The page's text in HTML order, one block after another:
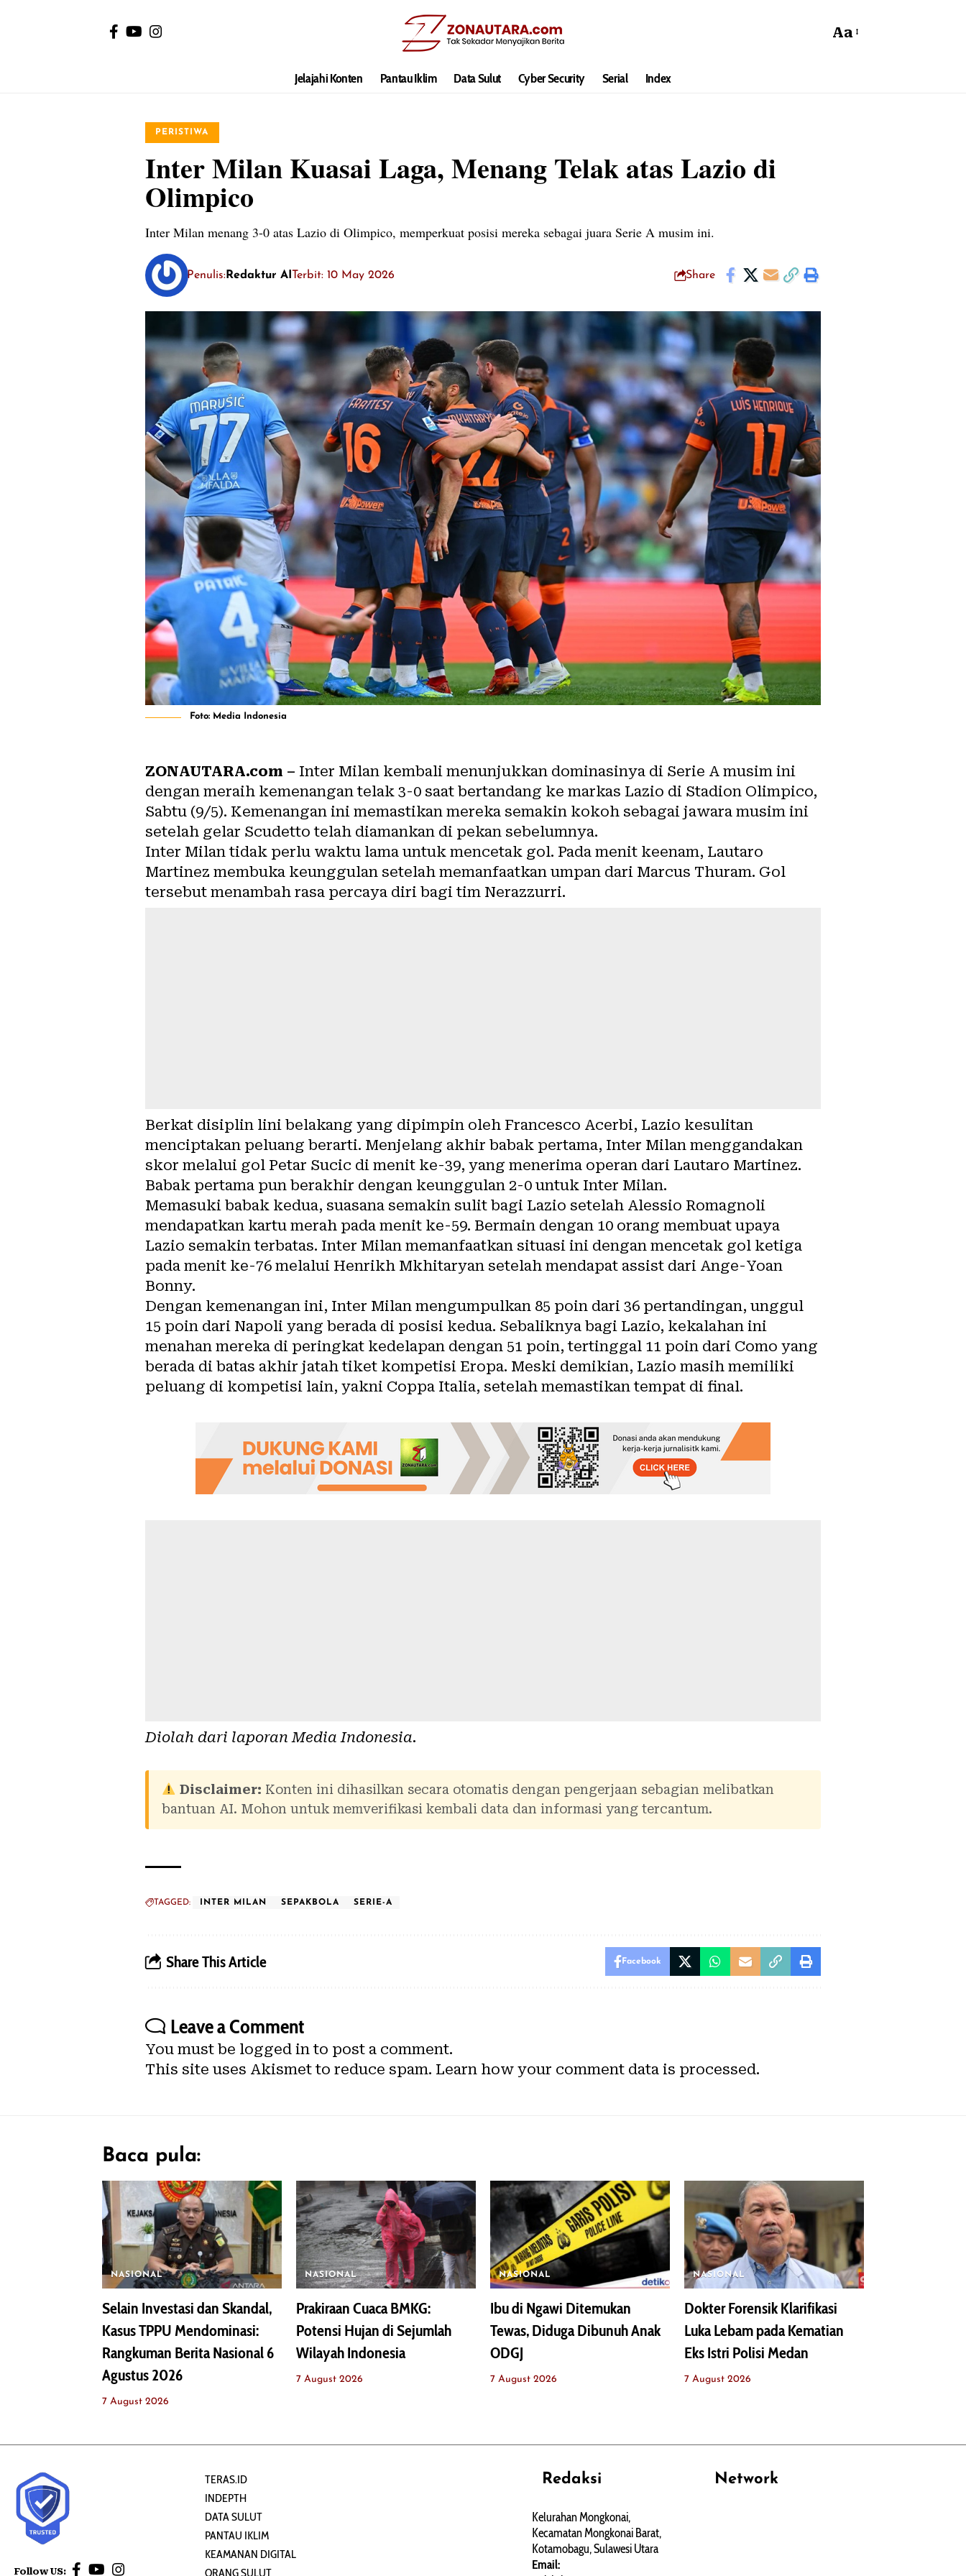
Aa
Jelajahi Konten Pantau Iklim Data Sulut Cyber Security Serial Index
PERISTIWA
Inter Milan Kuasai Laga, Menang Telak atas Lazio di
Olimpico
Inter Milan menang 3-0 atas Lazio di Olimpico, memperkuat posisi mereka sebagai juara Serie A musim ini.
Penulis:Redaktur AI Terbit: 10 May 2026 Share
Foto: Media Indonesia
ZONAUTARA.com – Inter Milan kembali menunjukkan dominasinya di Serie A musim ini
dengan meraih kemenangan telak 3-0 saat bertandang ke markas Lazio di Stadion Olimpico,
Sabtu (9/5). Kemenangan ini memastikan mereka semakin kokoh sebagai jawara musim ini
setelah gelar Scudetto telah diamankan di pekan sebelumnya.
Inter Milan tidak perlu waktu lama untuk mencetak gol. Pada menit keenam, Lautaro
Martinez membuka keunggulan setelah memanfaatkan umpan dari Marcus Thuram. Gol
tersebut menambah rasa percaya diri bagi tim Nerazzurri.
Berkat disiplin lini belakang yang dipimpin oleh Francesco Acerbi, Lazio kesulitan
menciptakan peluang berarti. Menjelang akhir babak pertama, Inter Milan menggandakan
skor melalui gol Petar Sucic di menit ke-39, yang menerima operan dari Lautaro Martinez.
Babak pertama pun berakhir dengan keunggulan 2-0 untuk Inter Milan.
Memasuki babak kedua, suasana semakin sulit bagi Lazio setelah Alessio Romagnoli
mendapatkan kartu merah pada menit ke-59. Bermain dengan 10 orang membuat upaya
Lazio semakin terbatas. Inter Milan memanfaatkan situasi ini dengan mencetak gol ketiga
pada menit ke-76 melalui Henrikh Mkhitaryan setelah mendapat assist dari Ange-Yoan
Bonny.
Dengan kemenangan ini, Inter Milan mengumpulkan 85 poin dari 36 pertandingan, unggul
15 poin dari Napoli yang berada di posisi kedua. Sebaliknya bagi Lazio, kekalahan ini
menahan mereka di peringkat kedelapan dengan 51 poin, tertinggal 11 poin dari Como yang
berada di batas akhir jatah tiket kompetisi Eropa. Meski demikian, Lazio masih memiliki
peluang di kompetisi lain, yakni Coppa Italia, setelah memastikan tempat di final.
Diolah dari laporanMedia Indonesia.
Disclaimer: Konten ini dihasilkan secara otomatis dengan pengerjaan sebagian melibatkan
bantuan AI. Mohon untuk memverifikasi kembali data dan informasi yang tercantum.
TAGGED: INTER MILAN SEPAKBOLA SERIE-A
Share This Article Facebook
Leave a Comment
You must be logged into post a comment.
This site uses Akismet to reduce spam. Learn how your comment data is processed.
Baca pula:
NASIONAL
Selain Investasi dan Skandal,
Kasus TPPU Mendominasi:
Rangkuman Berita Nasional 6
Agustus 2026
7 August 2026
NASIONAL
Prakiraan Cuaca BMKG:
Potensi Hujan di Sejumlah
Wilayah Indonesia
7 August 2026
NASIONAL
Ibu di Ngawi Ditemukan
Tewas, Diduga Dibunuh Anak
ODGJ
7 August 2026
NASIONAL
Dokter Forensik Klarifikasi
Luka Lebam pada Kematian
Eks Istri Polisi Medan
7 August 2026
Follow US:
TERAS.ID
INDEPTH
DATA SULUT
PANTAU IKLIM
KEAMANAN DIGITAL
ORANG SULUT
Redaksi
Kelurahan Mongkonai,
Kecamatan Mongkonai Barat,
Kotamobagu, Sulawesi Utara
Email:
Network